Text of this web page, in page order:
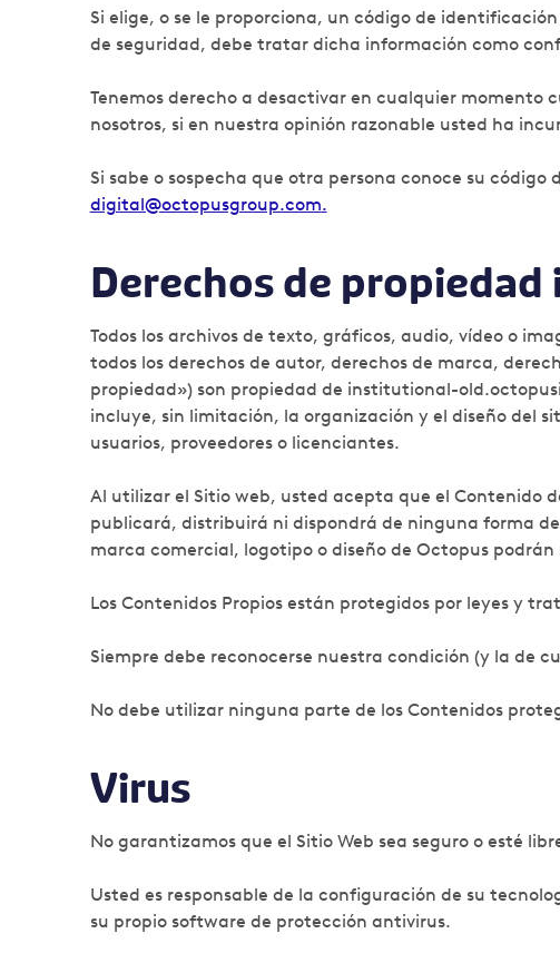
Si elige, o se le proporciona, un código de
de seguridad, debe tratar dicha información como
Tenemos derecho a desactivar en cualquier momento
nosotros, si en nuestra opinión razonable usted ha
Si sabe o sospecha que otra persona conoce su
digital@octopusgroup.com.
Derechos de
Todos los archivos de texto, gráficos, audio, vídeo o
todos los derechos de autor, derechos de marca,
propiedad») son propiedad de institutional-
incluye, sin limitación, la organización y el diseño del
usuarios, proveedores o licenciantes.
Al utilizar el Sitio web, usted acepta que el Contenido
publicará, distribuirá ni dispondrá de ninguna forma
marca comercial, logotipo o diseño de Octopus
Los Contenidos Propios están protegidos por leyes y
Siempre debe reconocerse nuestra condición (y la de
No debe utilizar ninguna parte de los Contenidos
Virus
No garantizamos que el Sitio Web sea seguro o esté
Usted es responsable de la configuración de su
su propio software de protección antivirus.